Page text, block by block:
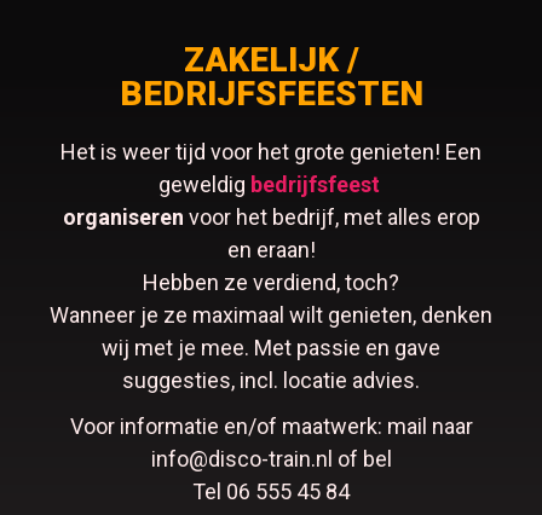
ZAKELIJK /
BEDRIJFSFEESTEN
Het is weer tijd voor het grote genieten! Een
geweldig bedrijfsfeest
organiseren voor het bedrijf, met alles erop
en eraan!
Hebben ze verdiend, toch?
Wanneer je ze maximaal wilt genieten, denken
wij met je mee. Met passie en gave
suggesties, incl. locatie advies.
Voor informatie en/of maatwerk: mail naar
info@disco-train.nl of bel
Tel 06 555 45 84